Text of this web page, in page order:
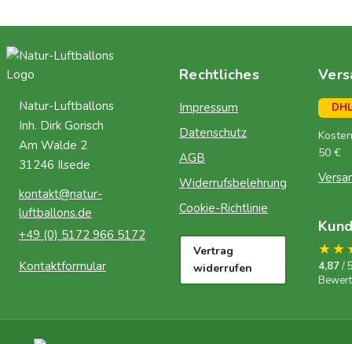
Natur-Luftballons
Inh. Dirk Gorisch
Am Walde 2
31246 Ilsede
kontakt@natur-
luftballons.de
+49 (0) 5172 966 5172
Kontaktformular
Rechtliches
Impressum
Datenschutz
AGB
Widerrufsbelehrung
Cookie-Richtlinie
Vertrag
widerrufen
DHL
50 €
4,87/